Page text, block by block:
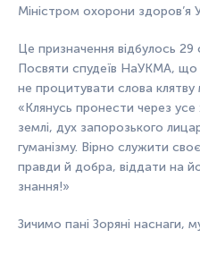
Міністром охорони здоров’я
Це призначення відбулось
Посвяти спудеїв НаУКМА, що
не процитувати слова клятву
«Клянусь пронести через
землі, дух запорозького
гуманізму. Вірно служити
правди й добра, віддати на
знання!»
Зичимо пані Зоряні наснаги,